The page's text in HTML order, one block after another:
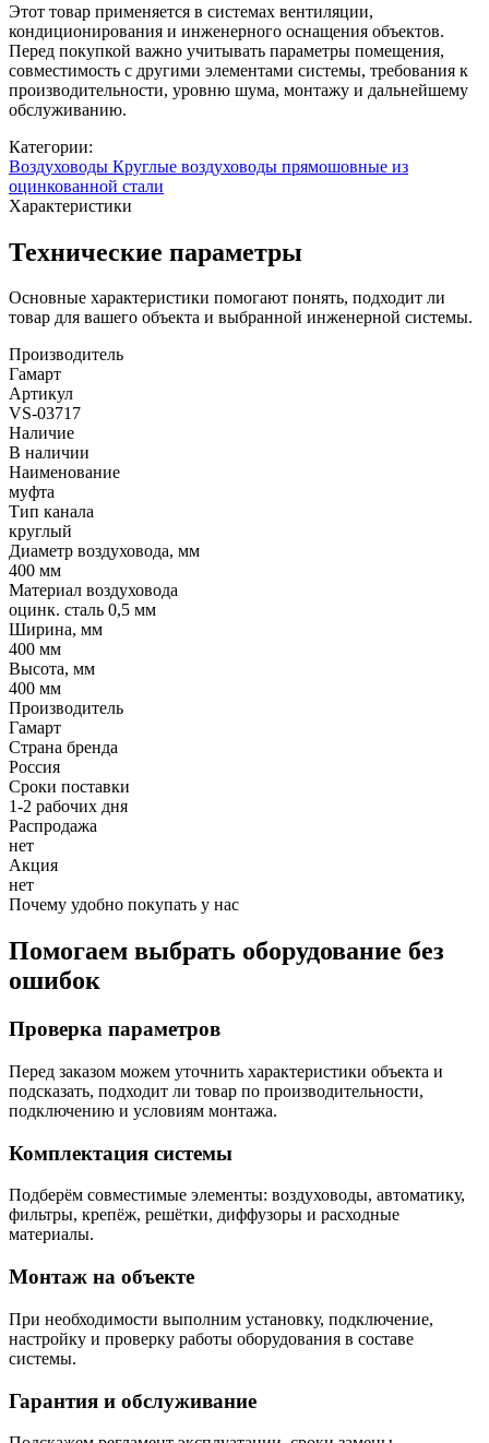
Этот товар применяется в системах вентиляции,
кондиционирования и инженерного оснащения объектов.
Перед покупкой важно учитывать параметры помещения,
совместимость с другими элементами системы, требования к
производительности, уровню шума, монтажу и дальнейшему
обслуживанию.
Категории:
Воздуховоды Круглые воздуховоды прямошовные из
оцинкованной стали
Характеристики
Технические параметры
Основные характеристики помогают понять, подходит ли
товар для вашего объекта и выбранной инженерной системы.
Производитель
Гамарт
Артикул
VS-03717
Наличие
В наличии
Наименование
муфта
Тип канала
круглый
Диаметр воздуховода, мм
400 мм
Материал воздуховода
оцинк. сталь 0,5 мм
Ширина, мм
400 мм
Высота, мм
400 мм
Производитель
Гамарт
Страна бренда
Россия
Сроки поставки
1-2 рабочих дня
Распродажа
нет
Акция
нет
Почему удобно покупать у нас
Помогаем выбрать оборудование без
ошибок
Проверка параметров
Перед заказом можем уточнить характеристики объекта и
подсказать, подходит ли товар по производительности,
подключению и условиям монтажа.
Комплектация системы
Подберём совместимые элементы: воздуховоды, автоматику,
фильтры, крепёж, решётки, диффузоры и расходные
материалы.
Монтаж на объекте
При необходимости выполним установку, подключение,
настройку и проверку работы оборудования в составе
системы.
Гарантия и обслуживание